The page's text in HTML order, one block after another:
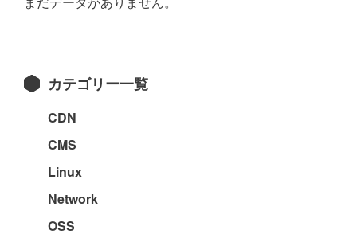
の
ド カテゴリー一覧
CDN
CMS
Linux
Network
OSS